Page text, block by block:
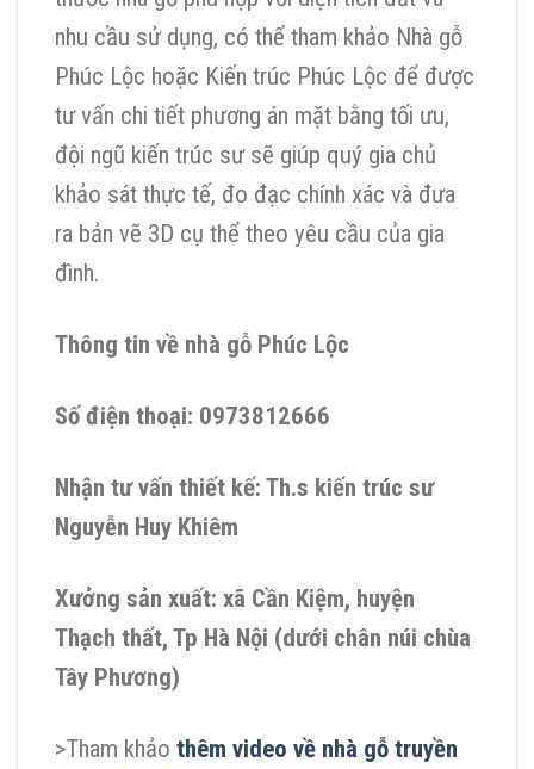
nhu cầu sử dụng, có thể tham khảo Nhà gỗ
Phúc Lộc hoặc Kiến trúc Phúc Lộc để được
tư vấn chi tiết phương án mặt bằng tối ưu,
đội ngũ kiến trúc sư sẽ giúp quý gia chủ
khảo sát thực tế, đo đạc chính xác và đưa
ra bản vẽ 3D cụ thể theo yêu cầu của gia
đình.
Thông tin về nhà gỗ Phúc Lộc
Số điện thoại: 0973812666
Nhận tư vấn thiết kế: Th.s kiến trúc sư
Nguyễn Huy Khiêm
Xưởng sản xuất: xã Cần Kiệm, huyện
Thạch thất, Tp Hà Nội (dưới chân núi chùa
Tây Phương)
>Tham khảo thêm video về nhà gỗ truyền